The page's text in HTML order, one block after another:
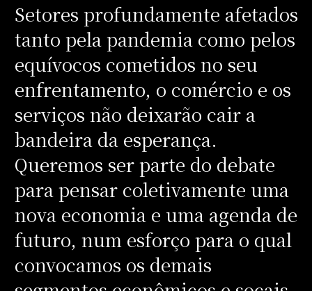
Setores profundamente afetados
tanto pela pandemia como pelos
equívocos cometidos no seu
enfrentamento, o comércio e os
serviços não deixarão cair a
bandeira da esperança.
Queremos ser parte do debate
para pensar coletivamente uma
nova economia e uma agenda de
futuro, num esforço para o qual
convocamos os demais